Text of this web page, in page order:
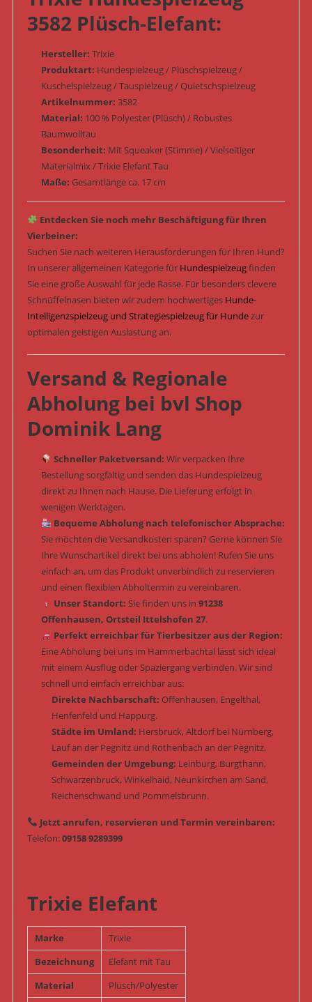
3582 Plüsch-Elefant:
Hersteller: Trixie
Produktart: Hundespielzeug / Plüschspielzeug /
Kuschelspielzeug / Tauspielzeug / Quietschspielzeug
Artikelnummer: 3582
Material: 100 % Polyester (Plüsch) / Robustes
Baumwolltau
Besonderheit: Mit Squeaker (Stimme) / Vielseitiger
Materialmix / Trixie Elefant Tau
Maße: Gesamtlänge ca. 17 cm
Entdecken Sie noch mehr Beschäftigung für Ihren
Vierbeiner:
Suchen Sie nach weiteren Herausforderungen für Ihren Hund?
In unserer allgemeinen Kategorie für Hundespielzeugfinden
Sie eine große Auswahl für jede Rasse. Für besonders clevere
Schnüffelnasen bieten wir zudem hochwertiges Hunde-
Intelligenzspielzeug und Strategiespielzeug für Hundezur
optimalen geistigen Auslastung an.
Versand & Regionale
Abholung bei bvl Shop
Dominik Lang
Schneller Paketversand: Wir verpacken Ihre
Bestellung sorgfältig und senden das Hundespielzeug
direkt zu Ihnen nach Hause. Die Lieferung erfolgt in
wenigen Werktagen.
Bequeme Abholung nach telefonischer Absprache:
Sie möchten die Versandkosten sparen? Gerne können Sie
Ihre Wunschartikel direkt bei uns abholen! Rufen Sie uns
einfach an, um das Produkt unverbindlich zu reservieren
und einen flexiblen Abholtermin zu vereinbaren.
Unser Standort: Sie finden uns in 91238
Offenhausen, Ortsteil Ittelshofen 27.
Perfekt erreichbar für Tierbesitzer aus der Region:
Eine Abholung bei uns im Hammerbachtal lässt sich ideal
mit einem Ausflug oder Spaziergang verbinden. Wir sind
schnell und einfach erreichbar aus:
Direkte Nachbarschaft: Offenhausen, Engelthal,
Henfenfeld und Happurg.
Städte im Umland: Hersbruck, Altdorf bei Nürnberg,
Lauf an der Pegnitz und Röthenbach an der Pegnitz.
Gemeinden der Umgebung: Leinburg, Burgthann,
Schwarzenbruck, Winkelhaid, Neunkirchen am Sand,
Reichenschwand und Pommelsbrunn.
Jetzt anrufen, reservieren und Termin vereinbaren:
Telefon:09158 9289399
Trixie Elefant
Marke
Trixie
Bezeichnung
Elefant mit Tau
Material
Plüsch/Polyester